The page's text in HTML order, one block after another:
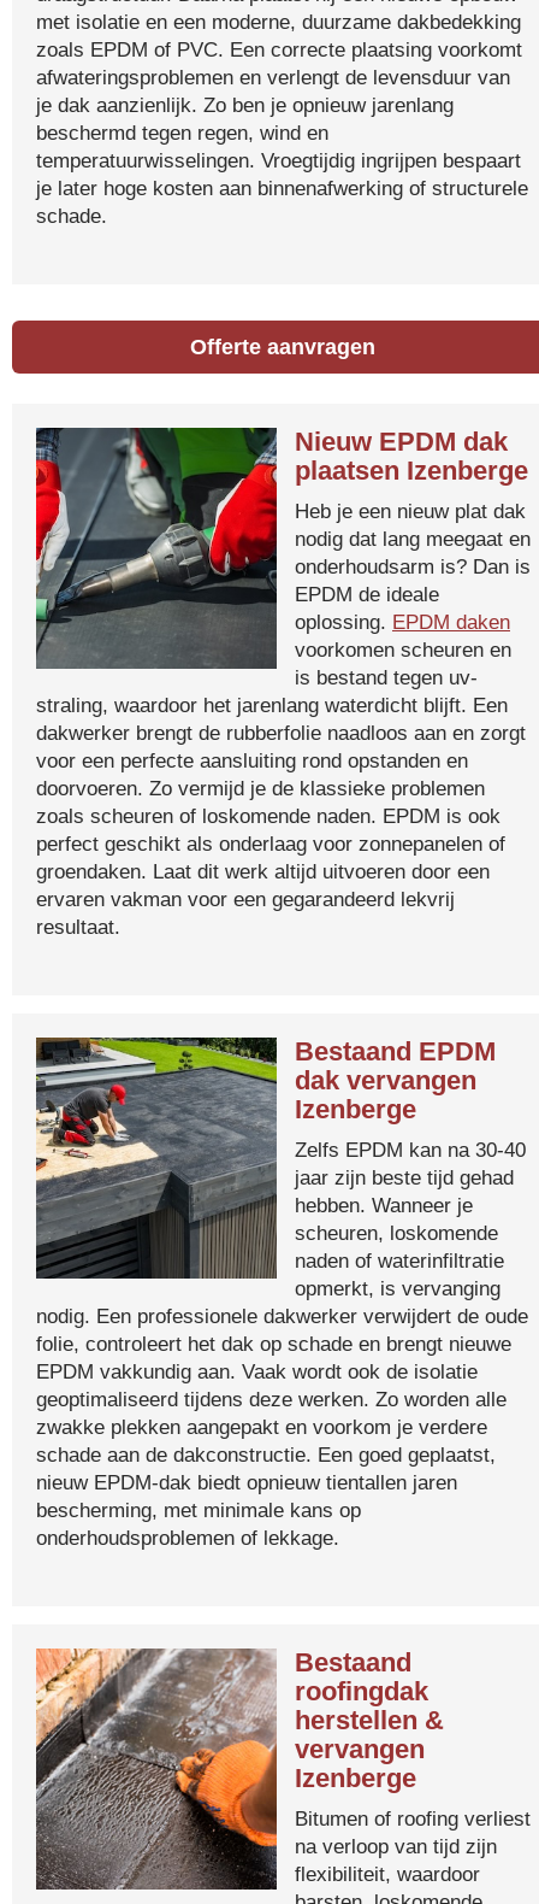
met isolatie en een moderne, duurzame dakbedekking
zoals EPDM of PVC. Een correcte plaatsing voorkomt
afwateringsproblemen en verlengt de levensduur van
je dak aanzienlijk. Zo ben je opnieuw jarenlang
beschermd tegen regen, wind en
temperatuurwisselingen. Vroegtijdig ingrijpen bespaart
je later hoge kosten aan binnenafwerking of structurele
schade.
Offerte aanvragen
Nieuw EPDM dak
plaatsen Izenberge
Heb je een nieuw plat dak
nodig dat lang meegaat en
onderhoudsarm is? Dan is
EPDM de ideale
oplossing. EPDM daken
voorkomen scheuren en
is bestand tegen uv-
straling, waardoor het jarenlang waterdicht blijft. Een
dakwerker brengt de rubberfolie naadloos aan en zorgt
voor een perfecte aansluiting rond opstanden en
doorvoeren. Zo vermijd je de klassieke problemen
zoals scheuren of loskomende naden. EPDM is ook
perfect geschikt als onderlaag voor zonnepanelen of
groendaken. Laat dit werk altijd uitvoeren door een
ervaren vakman voor een gegarandeerd lekvrij
resultaat.
Bestaand EPDM
dak vervangen
Izenberge
Zelfs EPDM kan na 30-40
jaar zijn beste tijd gehad
hebben. Wanneer je
scheuren, loskomende
naden of waterinfiltratie
opmerkt, is vervanging
nodig. Een professionele dakwerker verwijdert de oude
folie, controleert het dak op schade en brengt nieuwe
EPDM vakkundig aan. Vaak wordt ook de isolatie
geoptimaliseerd tijdens deze werken. Zo worden alle
zwakke plekken aangepakt en voorkom je verdere
schade aan de dakconstructie. Een goed geplaatst,
nieuw EPDM-dak biedt opnieuw tientallen jaren
bescherming, met minimale kans op
onderhoudsproblemen of lekkage.
Bestaand
roofingdak
herstellen &
vervangen
Izenberge
Bitumen of roofing verliest
na verloop van tijd zijn
flexibiliteit, waardoor